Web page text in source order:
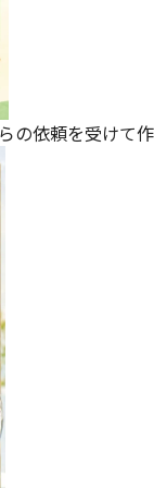
の依頼を受けて